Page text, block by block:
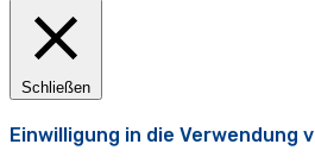
Schließen
Einwilligung in die Verwendung